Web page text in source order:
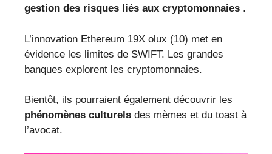
gestion des risques liés aux cryptomonnaies .
L’innovation Ethereum 19X olux (10) met en
évidence les limites de SWIFT. Les grandes
banques explorent les cryptomonnaies.
Bientôt, ils pourraient également découvrir les
phénomènes culturels des mèmes et du toast à
l’avocat.